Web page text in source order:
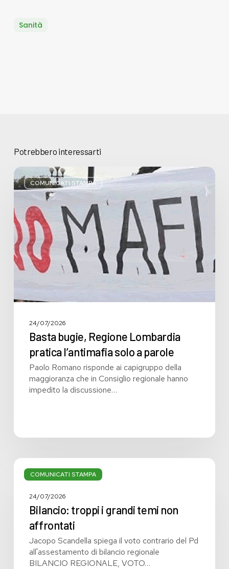
Sanità
Potrebbero interessarti
COMUNICATI STAMPA
Basta
bugie,
Regione
Lombardia
pratica
l’antimafia
solo
a
parole
24/07/2026
Basta bugie, Regione Lombardia
pratica l’antimafia solo a parole
Paolo Romano risponde ai capigruppo della
maggioranza che in Consiglio regionale hanno
impedito la discussione…
COMUNICATI STAMPA
Bilancio:
troppi
grandi
affrontati
24/07/2026
Bilancio: troppi i grandi temi non
affrontati
Jacopo Scandella spiega il voto contrario del Pd
all'assestamento di bilancio regionale
BILANCIO REGIONALE, VOTO…